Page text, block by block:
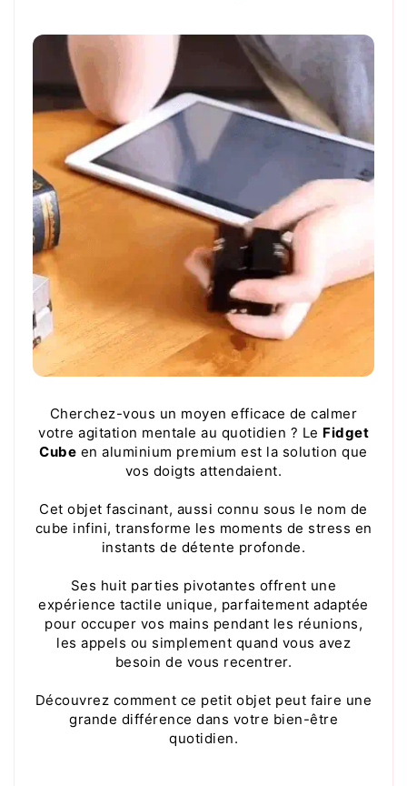
Cherchez-vous un moyen efficace de calmer
votre agitation mentale au quotidien ? Le Fidget
Cube en aluminium premium est la solution que
vos doigts attendaient.
Cet objet fascinant, aussi connu sous le nom de
cube infini, transforme les moments de stress en
instants de détente profonde.
Ses huit parties pivotantes offrent une
expérience tactile unique, parfaitement adaptée
pour occuper vos mains pendant les réunions,
les appels ou simplement quand vous avez
besoin de vous recentrer.
Découvrez comment ce petit objet peut faire une
grande différence dans votre bien-être
quotidien.